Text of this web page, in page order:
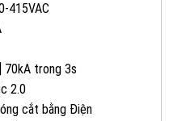
415VAC
70kA trong 3s
2.0
cắt bằng Điện